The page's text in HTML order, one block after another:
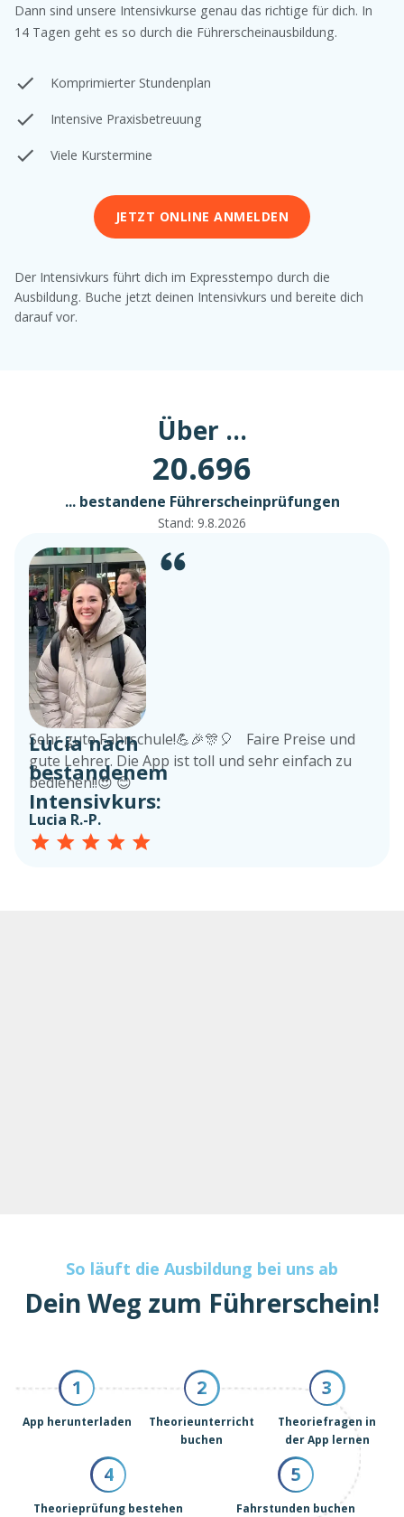
Dann sind unsere Intensivkurse genau das richtige für dich. In
14 Tagen geht es so durch die Führerscheinausbildung.
Komprimierter Stundenplan
Intensive Praxisbetreuung
Viele Kurstermine
JETZT ONLINE ANMELDEN
Der Intensivkurs führt dich im Expresstempo durch die
Ausbildung. Buche jetzt deinen Intensivkurs und bereite dich
darauf vor.
Über ...
20.696
... bestandene Führerscheinprüfungen
Stand: 9.8.2026
Lucia nach
bestandenem
Intensivkurs:
Sehr gute Fahrschule!💪🎉🎊🎈 Faire Preise und
gute Lehrer. Die App ist toll und sehr einfach zu
bedienen!!😍 😊
Lucia R.-P.
So läuft die Ausbildung bei uns ab
Dein Weg zum Führerschein!
1
App herunterladen
2
Theorieunterricht
buchen
3
Theoriefragen in
der App lernen
5
Fahrstunden buchen
4
Theorieprüfung bestehen